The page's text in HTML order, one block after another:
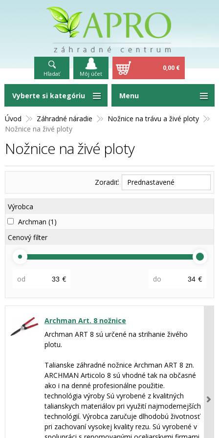
Hľadať Môj účet
0,00 €
Úvod Záhradné náradie
Nožnice na trávu a živé ploty
Nožnice na živé ploty
Nožnice na živé ploty
Zoradiť: Prednastavené
Výrobca
Archman (1)
Cenový filter
od € do €
Archman Art. 8 nožnice
Archman ART 8 sú určené na strihanie živého
plotu.
Talianske záhradné nožnice Archman ART 8 zn.
ARCHMAN Articolo 8 sú vhodné tak na občasné
ako i na denné profesionálne použitie.
technológia výroby Sú vyrobené z kvalitných
talianskych materiálov pri využití najmodernejších
technológií. Výrobca zaručuje dlhodobú životnosť
pri zachovaní vysokej kvality rezu. Sú vyrobené v
Vyberte si kategóriu Menu